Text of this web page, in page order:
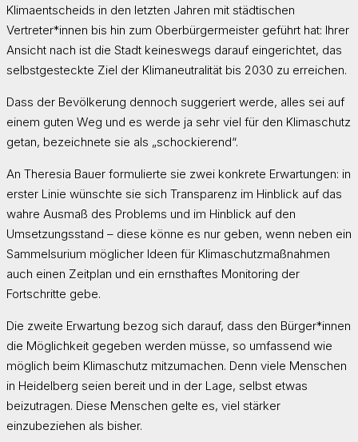
Klimaentscheids in den letzten Jahren mit städtischen
Vertreter*innen bis hin zum Oberbürgermeister geführt hat: Ihrer
Ansicht nach ist die Stadt keineswegs darauf eingerichtet, das
selbstgesteckte Ziel der Klimaneutralität bis 2030 zu erreichen.
Dass der Bevölkerung dennoch suggeriert werde, alles sei auf
einem guten Weg und es werde ja sehr viel für den Klimaschutz
getan, bezeichnete sie als „schockierend“.
An Theresia Bauer formulierte sie zwei konkrete Erwartungen: in
erster Linie wünschte sie sich Transparenz im Hinblick auf das
wahre Ausmaß des Problems und im Hinblick auf den
Umsetzungsstand – diese könne es nur geben, wenn neben ein
Sammelsurium möglicher Ideen für Klimaschutzmaßnahmen
auch einen Zeitplan und ein ernsthaftes Monitoring der
Fortschritte gebe.
Die zweite Erwartung bezog sich darauf, dass den Bürger*innen
die Möglichkeit gegeben werden müsse, so umfassend wie
möglich beim Klimaschutz mitzumachen. Denn viele Menschen
in Heidelberg seien bereit und in der Lage, selbst etwas
beizutragen. Diese Menschen gelte es, viel stärker
einzubeziehen als bisher.